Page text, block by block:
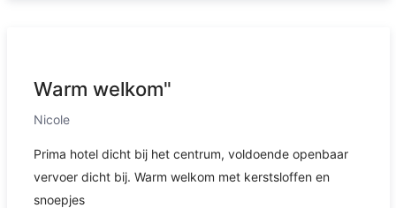
Warm welkom"
Nicole
Prima hotel dicht bij het centrum, voldoende openbaar
vervoer dicht bij. Warm welkom met kerstsloffen en
snoepjes